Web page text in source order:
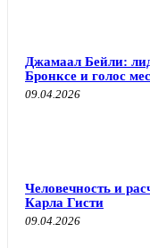
Джамаал Бейли:
Бронксе и голос
09.04.2026
Человечность и
Карла Гисти
09.04.2026